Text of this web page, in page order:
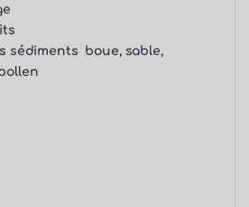
sédiments boue, sable,